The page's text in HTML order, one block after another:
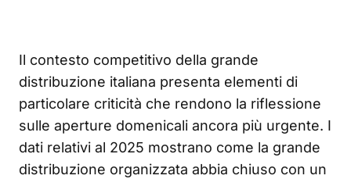
Il contesto competitivo della grande
distribuzione italiana presenta elementi di
particolare criticità che rendono la riflessione
sulle aperture domenicali ancora più urgente. I
dati relativi al 2025 mostrano come la grande
distribuzione organizzata abbia chiuso con un